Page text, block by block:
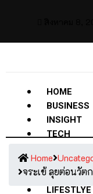
HOME
BUSINESS
INSIGHT
TECH
FINANCE
LIFESTLYE
Home
จระเข้ ลุยต่อนวัต